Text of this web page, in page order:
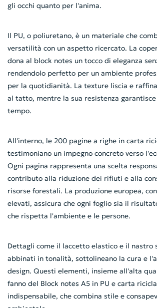
gli occhi quanto per l'anima.
Il PU, o poliuretano, è un materiale che
versatilità con un aspetto ricercato. La
dona al block notes un tocco di eleganza
rendendolo perfetto per un ambiente
per la quotidianità. La texture liscia e
al tatto, mentre la sua resistenza
tempo.
All'interno, le 200 pagine a righe in carta
testimoniano un impegno concreto verso
Ogni pagina rappresenta una scelta
contributo alla riduzione dei rifiuti e alla
risorse forestali. La produzione europea,
elevati, assicura che ogni foglio sia il
che rispetta l'ambiente e le persone.
Dettagli come il laccetto elastico e il nastro
abbinati in tonalità, sottolineano la cura e
design. Questi elementi, insieme all'alta
fanno del Block notes A5 in PU e carta
indispensabile, che combina stile e